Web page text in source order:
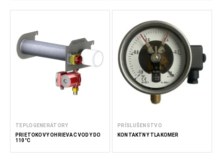
TEPLOGENERÁTORY
PRIETOKOVÝ OHRIEVAČ VODY DO
110°C
PRÍSLUŠENSTVO
KONTAKTNÝ TLAKOMER